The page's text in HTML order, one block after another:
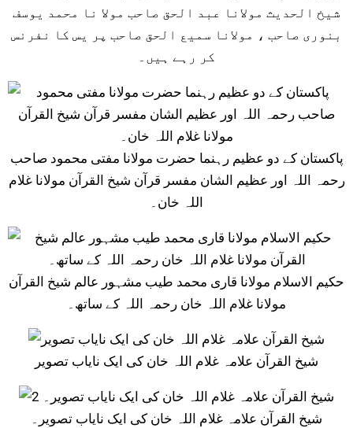
شیخ الحدیث مولانا عبد الحق صاحب مولا نا محمد یوسف
بنوری صاحب ، مولانا سمیع الحق صاحب پر یس کا نفرنس
کر رہے ہیں۔
پاکستان کے دو عظیم رہنما حضرت مولانا مفتی محمود صاحب
رحمہ اللہ اور عظیم الشان مفسر قرآن شیخ القرآن مولانا غلام
اللہ خان۔
حکیم الاسلام مولانا قاری محمد طیب مشہور عالم شیخ القرآن
مولانا غلام اللہ خان رحمہ اللہ کے ساتھ۔
شیخ القرآن علامہ غلام اللہ خان کی ایک نایاب تصویر
شیخ القرآن علامہ غلام اللہ خان کی ایک نایاب تصویر۔